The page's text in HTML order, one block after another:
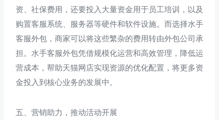
资、社保费用，还要投入大量资金用于员工培训，以及
购置客服系统、服务器等硬件和软件设施。而选择水手
客服外包，商家可以将这些繁杂的费用转由外包公司承
担。水手客服外包凭借规模化运营和高效管理，降低运
营成本，帮助天猫网店实现资源的优化配置，将更多资
金投入到核心业务的发展中。
五、营销助力，推动活动开展